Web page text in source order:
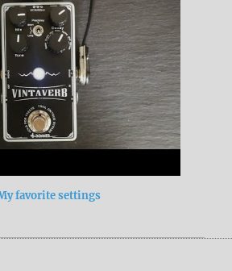
favorite settings